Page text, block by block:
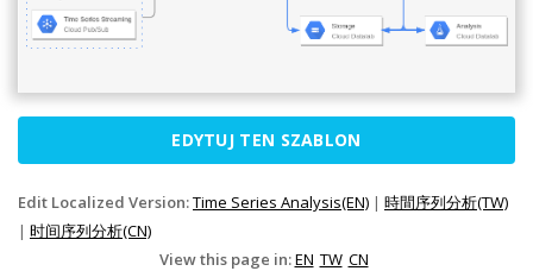
EDYTUJ TEN SZABLON
Edit Localized Version:Time Series Analysis(EN) | 時間序列分析(TW)
| 时间序列分析(CN)
View this page in:EN TW CN